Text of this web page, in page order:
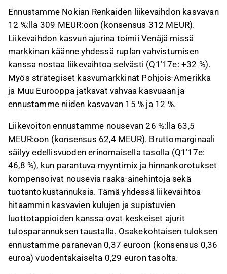
Ennustamme Nokian Renkaiden liikevaihdon kasvavan
12 %:lla 309 MEUR:oon (konsensus 312 MEUR).
Liikevaihdon kasvun ajurina toimii Venäjä missä
markkinan käänne yhdessä ruplan vahvistumisen
kanssa nostaa liikevaihtoa selvästi (Q1’17e: +32 %).
Myös strategiset kasvumarkkinat Pohjois-Amerikka
ja Muu Eurooppa jatkavat vahvaa kasvuaan ja
ennustamme niiden kasvavan 15 % ja 12 %.
Liikevoiton ennustamme nousevan 26 %:lla 63,5
MEUR:oon (konsensus 62,4 MEUR). Bruttomarginaali
säilyy edellisvuoden erinomaisella tasolla (Q1’17e:
46,8 %), kun parantuva myyntimix ja hinnankorotukset
kompensoivat nousevia raaka-ainehintoja sekä
tuotantokustannuksia. Tämä yhdessä liikevaihtoa
hitaammin kasvavien kulujen ja supistuvien
luottotappioiden kanssa ovat keskeiset ajurit
tulosparannuksen taustalla. Osakekohtaisen tuloksen
ennustamme paranevan 0,37 euroon (konsensus 0,36
euroa) vuodentakaiselta 0,29 euron tasolta.